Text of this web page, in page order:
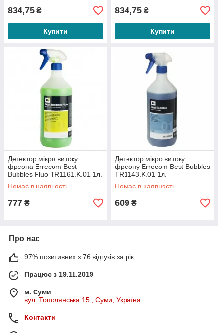
834,75 ₴
Купити
834,75 ₴
Купити
Детектор мікро витоку
фреона Errecom Best
Bubbles Fluo TR1161.K.01 1л.
Немає в наявності
777 ₴
Детектор мікро витоку
фреону Errecom Best Bubbles
TR1143.K.01 1л.
Немає в наявності
609 ₴
Про нас
97% позитивних з 76 відгуків за рік
Працює з 19.11.2019
м. Суми
вул. Тополянська 15., Суми, Україна
Контакти